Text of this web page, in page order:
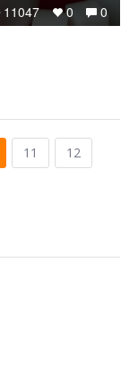
0
0
11047
11
12